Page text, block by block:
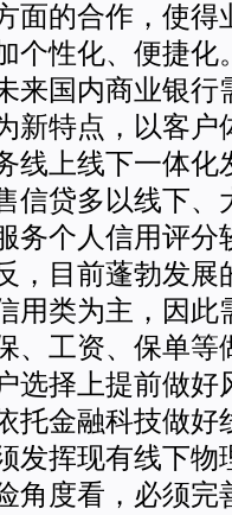
面的合作，使得
个性化、便捷化
来国内商业银行
新特点，以客户
线上线下一体化
信贷多以线下、
务个人信用评分
，目前蓬勃发展
用类为主，因此
、工资、保单等
选择上提前做好
托金融科技做好
发挥现有线下物
角度看，必须完